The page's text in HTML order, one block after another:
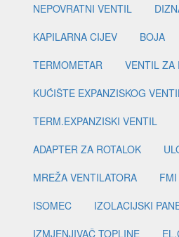
NEPOVRATNI VENTIL
KAPILARNA CIJEV
BOJA
TERMOMETAR
VENTIL ZA
KUĆIŠTE EXPANZISKOG
TERM.EXPANZISKI VENTIL
ADAPTER ZA ROTALOK
MREŽA VENTILATORA
FMI
ISOMEC
IZOLACIJSKI
IZMJENJIVAČ TOPLINE